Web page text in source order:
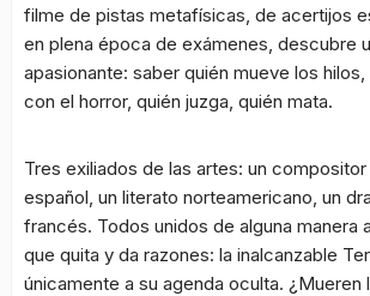
filme de pistas metafísicas, de acertijos
en plena época de exámenes, descubre
apasionante: saber quién mueve los
con el horror, quién juzga, quién mata.
Tres exiliados de las artes: un
español, un literato norteamericano, un
francés. Todos unidos de alguna manera
que quita y da razones: la inalcanzable
únicamente a su agenda oculta. ¿Mueren